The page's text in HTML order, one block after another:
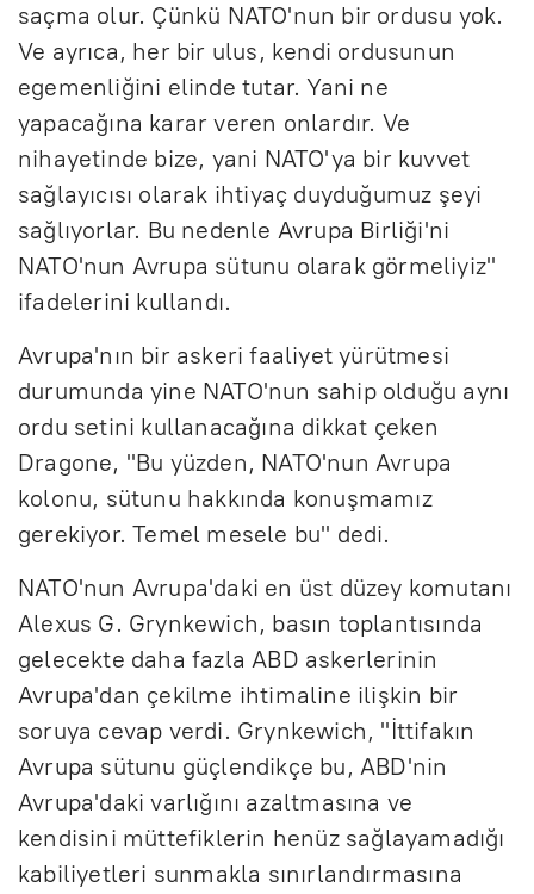
saçma olur. Çünkü NATO'nun bir ordusu yok.
Ve ayrıca, her bir ulus, kendi ordusunun
egemenliğini elinde tutar. Yani ne
yapacağına karar veren onlardır. Ve
nihayetinde bize, yani NATO'ya bir kuvvet
sağlayıcısı olarak ihtiyaç duyduğumuz şeyi
sağlıyorlar. Bu nedenle Avrupa Birliği'ni
NATO'nun Avrupa sütunu olarak görmeliyiz"
ifadelerini kullandı.
Avrupa'nın bir askeri faaliyet yürütmesi
durumunda yine NATO'nun sahip olduğu aynı
ordu setini kullanacağına dikkat çeken
Dragone, "Bu yüzden, NATO'nun Avrupa
kolonu, sütunu hakkında konuşmamız
gerekiyor. Temel mesele bu" dedi.
NATO'nun Avrupa'daki en üst düzey komutanı
Alexus G. Grynkewich, basın toplantısında
gelecekte daha fazla ABD askerlerinin
Avrupa'dan çekilme ihtimaline ilişkin bir
soruya cevap verdi. Grynkewich, "İttifakın
Avrupa sütunu güçlendikçe bu, ABD'nin
Avrupa'daki varlığını azaltmasına ve
kendisini müttefiklerin henüz sağlayamadığı
kabiliyetleri sunmakla sınırlandırmasına